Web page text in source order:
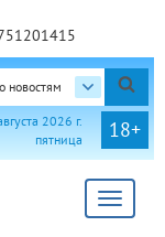
новостям
18+
2026 г.
пятница
Toggle